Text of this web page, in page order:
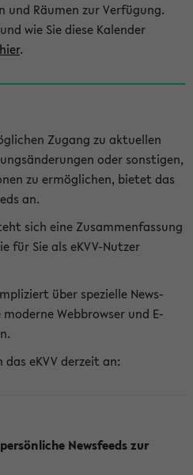
und Räumen zur Verfügung.
wie Sie diese Kalender
.
Zugang zu aktuellen
oder sonstigen,
zu ermöglichen, bietet das
an.
sich eine Zusammenfassung
für Sie als eKVV-Nutzer
über spezielle News-
Webbrowser und E-
eKVV derzeit an:
Newsfeeds zur